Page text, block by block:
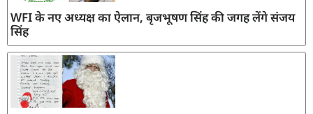
WFI के नए अध्यक्ष का ऐलान, बृजभूषण सिंह की जगह लेंगे संजय
सिंह